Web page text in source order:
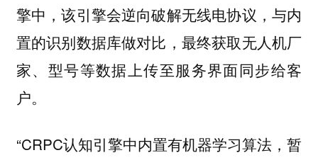
擎中，该引擎会逆向破解无线电协议，与内
置的识别数据库做对比，最终获取无人机厂
家、型号等数据上传至服务界面同步给客
户。
“CRPC认知引擎中内置有机器学习算法，暂